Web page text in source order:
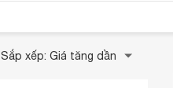
Sắp xếp: Giá tăng dần